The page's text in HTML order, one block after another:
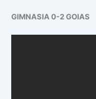
GIMNASIA 0-2 GOIAS